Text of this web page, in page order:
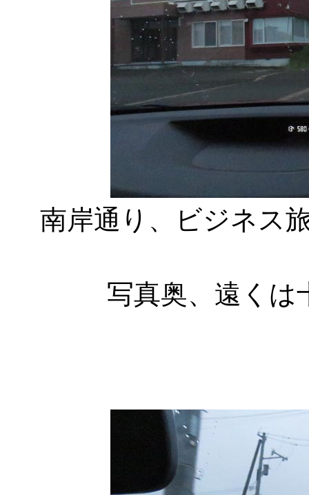
南岸通り、ビジネス
写真奥、遠くは